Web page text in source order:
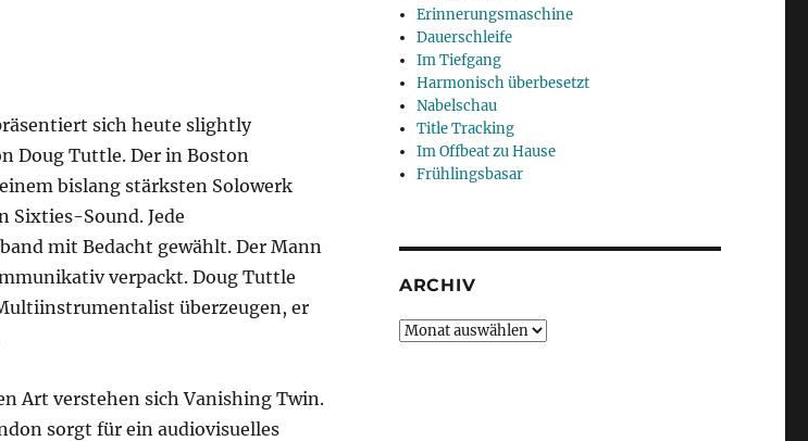
sich heute slightly
Doug Tuttle. Der in Boston
bislang stärksten Solowerk
Sixties-Sound. Jede
mit Bedacht gewählt. Der Mann
verpackt. Doug Tuttle
überzeugen, er
Art verstehen sich Vanishing Twin.
sorgt für ein audiovisuelles
Erinnerungsmaschine
Dauerschleife
Im Tiefgang
Harmonisch überbesetzt
Nabelschau
Title Tracking
Im Offbeat zu Hause
Frühlingsbasar
ARCHIV
Archiv